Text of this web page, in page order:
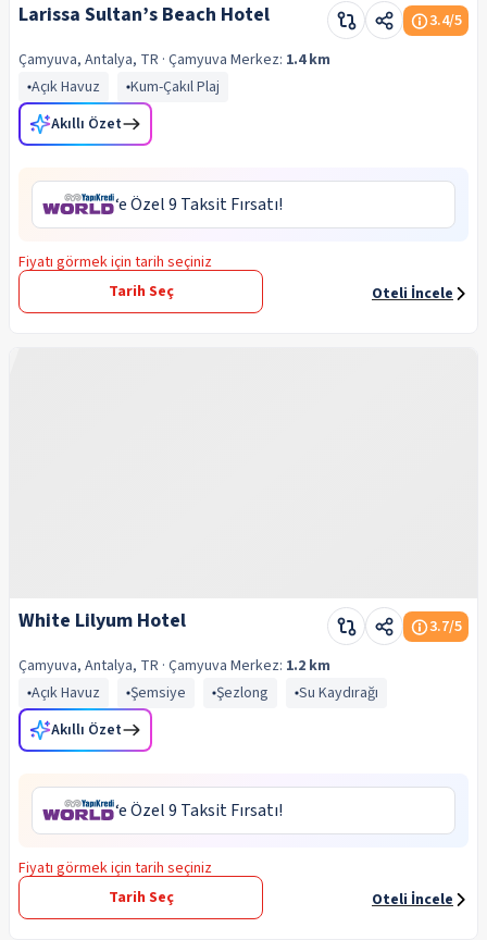
Larissa Sultan’s Beach Hotel 3.4/5
Çamyuva, Antalya, TR · Çamyuva Merkez: 1.4 km
Açık Havuz
Kum-Çakıl Plaj
Akıllı Özet
‘e Özel 9 Taksit Fırsatı!
Fiyatı görmek için tarih seçiniz
Tarih Seç
Oteli İncele
White Lilyum Hotel 3.7/5
Çamyuva, Antalya, TR · Çamyuva Merkez: 1.2 km
Açık Havuz
Şemsiye Şezlong
Su Kaydırağı
Akıllı Özet
‘e Özel 9 Taksit Fırsatı!
Fiyatı görmek için tarih seçiniz
Tarih Seç
Oteli İncele